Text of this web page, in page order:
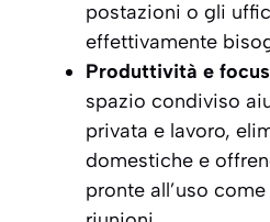
postazioni o gli
effettivamente
Produttività e
spazio condiviso
privata e lavoro,
domestiche e
pronte all’uso